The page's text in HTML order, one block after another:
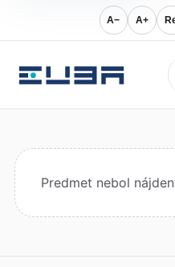
A− A+
Predmet nebol